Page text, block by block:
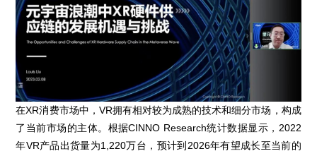
在XR消费市场中，VR拥有相对较为成熟的技术和细分市场，构成
了当前市场的主体。根据CINNO Research统计数据显示，2022
年VR产品出货量为1,220万台，预计到2026年有望成长至当前的